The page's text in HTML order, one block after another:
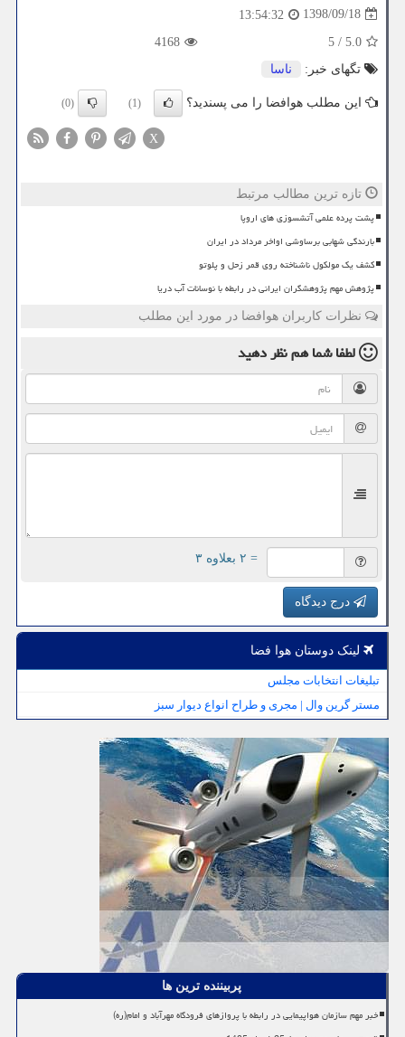
1398/09/18
13:54:32
5.0
/
5
4168
تگهای خبر:
ناسا
این مطلب هوافضا را می پسندید؟ (1)
(0)
X
تازه ترین مطالب مرتبط
پشت پرده علمی آتشسوزی های اروپا
بارندگی شهابی برساوشی اواخر مرداد در ایران
کشف یک مولکول ناشناخته روی قمر زحل و پلوتو
پژوهش مهم پژوهشگران ایرانی در رابطه با نوسانات آب دریا
نظرات کاربران هوافضا در مورد این مطلب
لطفا شما همنظر دهید
= ۲ بعلاوه ۳
درج دیدگاه
لینک دوستان هوا فضا
تبلیغات انتخابات مجلس
مستر گرین وال | مجری و طراح انواع دیوار سبز
پربیننده ترین ها
خبر مهم سازمان هواپیمایی در رابطه با پروازهای فرودگاه مهرآباد و امام(ره)